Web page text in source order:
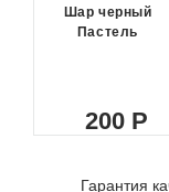
Шар черный
Пастель
200
Гарантия